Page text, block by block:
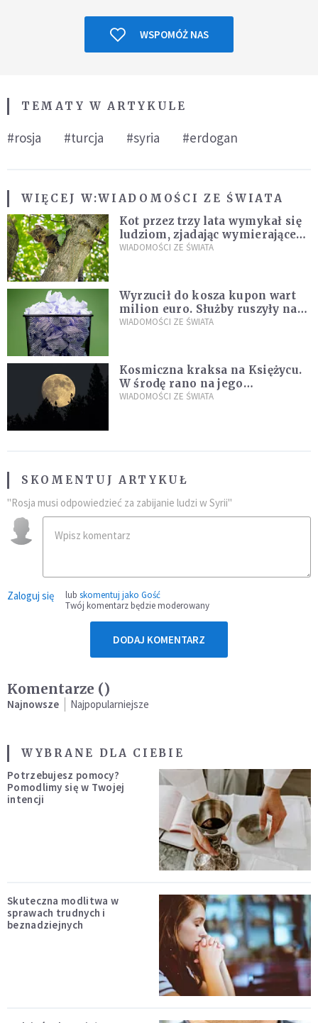
WSPOMÓŻ NAS
TEMATY W ARTYKULE
#rosja #turcja #syria #erdogan
WIĘCEJ W:WIADOMOŚCI ZE ŚWIATA
Kot przez trzy lata wymykał się
ludziom, zjadając wymierające
kaczki. W końcu popełnił
WIADOMOŚCI ZE ŚWIATA
Wyrzucił do kosza kupon wart
milion euro. Służby ruszyły na
poszukiwania
WIADOMOŚCI ZE ŚWIATA
Kosmiczna kraksa na Księżycu.
W środę rano na jego
powierzchni dojdzie do
WIADOMOŚCI ZE ŚWIATA
SKOMENTUJ ARTYKUŁ
"Rosja musi odpowiedzieć za zabijanie ludzi w Syrii"
Zaloguj się lub skomentuj jako Gość
Twój komentarz będzie moderowany
DODAJ KOMENTARZ
Komentarze ()
Najnowsze Najpopularniejsze
WYBRANE DLA CIEBIE
Potrzebujesz pomocy?
Pomodlimy się w Twojej
intencji
Skuteczna modlitwa w
sprawach trudnych i
beznadziejnych